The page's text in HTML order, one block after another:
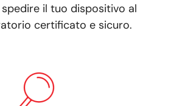
il tuo dispositivo al
certificato e sicuro.